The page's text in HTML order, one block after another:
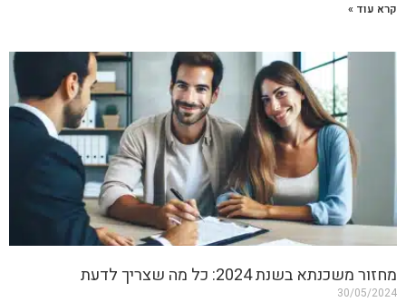
קרא עוד »
מחזור משכנתא בשנת 2024: כל מה שצריך לדעת
30/05/2024